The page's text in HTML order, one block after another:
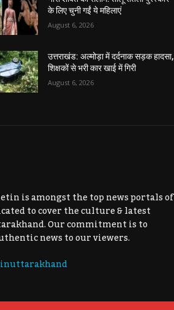
के लिए चुनी गईं ये महिलाएं
August 6, 2026
उत्तराखंड: अल्मोड़ा में दर्दनाक सड़क हादसा,
शिक्षकों से भरी कार खाई में गिरी
August 6, 2026
is amongst the top news portals of
to cover the culture & latest
Our commitment is to
news to our viewers.